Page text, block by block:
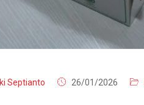
Septianto 26/01/2026